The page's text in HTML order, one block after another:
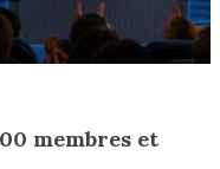
membres et